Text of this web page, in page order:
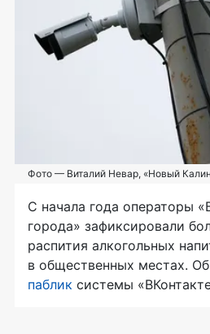
Фото — Виталий Невар, «Новый
С начала года операторы
города» зафиксировали
распития алкогольных
в общественных местах.
паблик системы